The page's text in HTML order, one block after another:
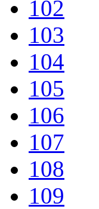
102
103
104
105
106
107
108
109